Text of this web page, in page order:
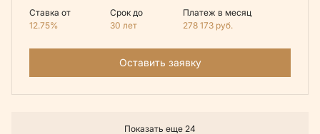
Ставка от
12.75%
Срок до
30 лет
Платеж в месяц
278 173 руб.
Оставить заявку
Показать еще 24